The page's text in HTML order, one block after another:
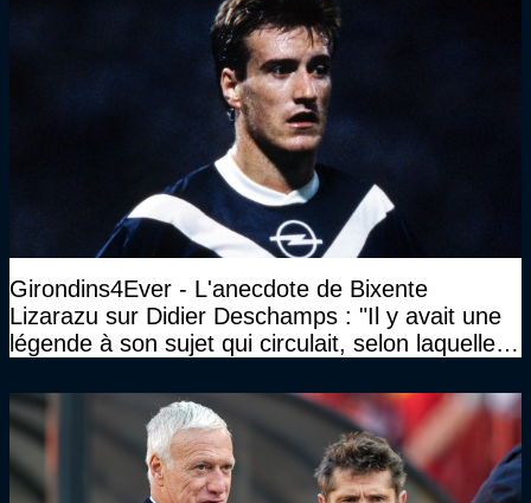
Girondins4Ever - L'anecdote de Bixente
Lizarazu sur Didier Deschamps : "Il y avait une
légende à son sujet qui circulait, selon laquelle il